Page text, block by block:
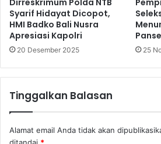
Syarif Hidayat Dicopot,
HMI Badko Bali Nusra
Apresiasi Kapolri
20 Desember 2025 25
Tinggalkan Balasan
Alamat email Anda tidak akan
ditandai *